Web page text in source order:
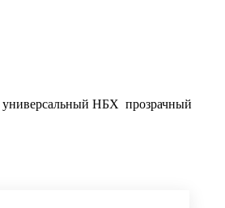
универсальный НБХ прозрачный